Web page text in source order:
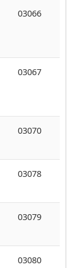
03066
03067
03070
03078
03079
03080